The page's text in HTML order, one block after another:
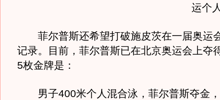
运个
菲尔普斯还希望打破施皮茨在一届奥运
记录。目前，菲尔普斯已在北京奥运会上夺
5枚金牌是：
男子400米个人混合泳，菲尔普斯夺金，